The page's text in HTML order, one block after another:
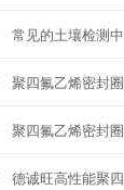
常见的土壤检测
有哪些?
聚四氟乙烯密封
糙度和硬度
聚四氟乙烯密封
合间隙
德诚旺高性能聚